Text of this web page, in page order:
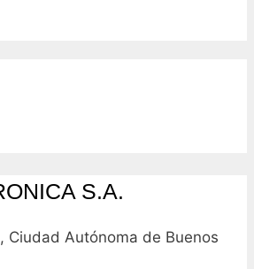
S.A.
Ciudad Autónoma de Buenos